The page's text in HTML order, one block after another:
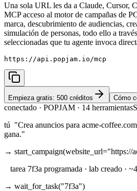
Una sola URL les da a Claude, Cursor,
MCP acceso al motor de campañas de
marca, descubrimiento de audiencias,
simulación de personas, todo ello a
seleccionadas que tu agente invoca
https://api.popjam.io/mcp
Empieza gratis: 500 créditos Cómo
conectado · POPJAM · 14 herramientas
tú "Crea anuncios para acme-
gana."
→ start_campaign(website_url="https://
tarea 7f3a programada · lab creado ·
→ wait_for_task("7f3a")